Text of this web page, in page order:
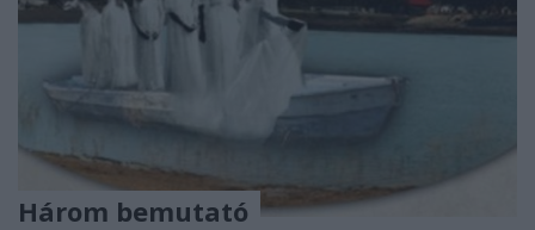
Három bemutató